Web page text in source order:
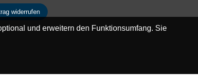
widerrufen
und erweitern den Funktionsumfang. Sie